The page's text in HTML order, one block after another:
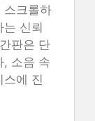
스크롤하
는 신뢰
판은 단
, 소음 속
스에 진